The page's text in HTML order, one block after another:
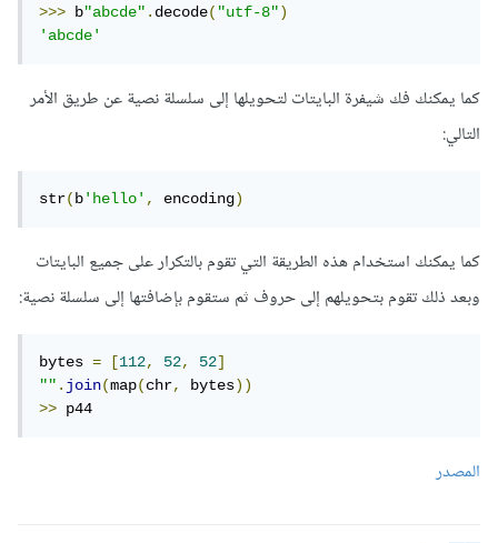
>>> b"abcde".decode("utf-8")
'abcde'
كما يمكنك فك شيفرة البايتات لتحويلها إلى سلسلة نصية عن طريق الأمر
التالي:
str(b'hello', encoding)
كما يمكنك استخدام هذه الطريقة التي تقوم بالتكرار على جميع البايتات
وبعد ذلك تقوم بتحويلهم إلى حروف ثم ستقوم بإضافتها إلى سلسلة نصية:
bytes = [112, 52, 52]
"".join(map(chr, bytes))
>> p44
المصدر